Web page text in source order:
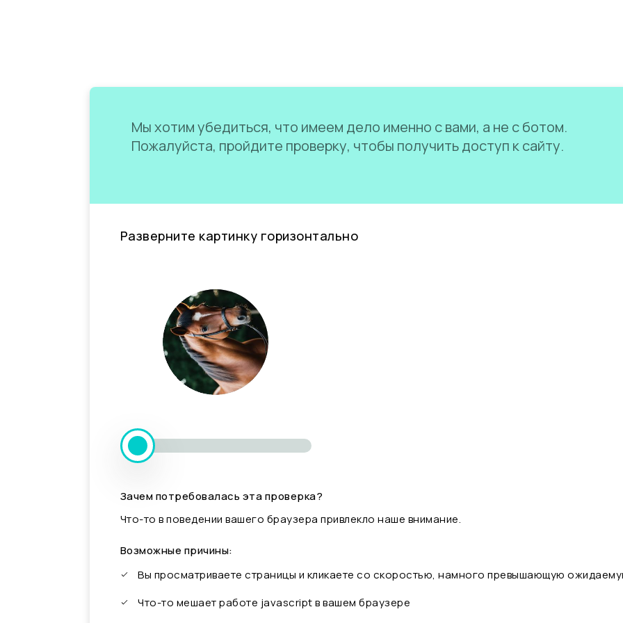
Мы хотим убедиться, что имеем дело именно с вами, а не с ботом.
Пожалуйста, пройдите проверку, чтобы получить доступ к сайту.
Разверните картинку горизонтально
Зачем потребовалась эта проверка?
Что-то в поведении вашего браузера привлекло наше внимание.
Возможные причины:
Вы просматриваете страницы и кликаете со скоростью, намного превышающую
Что-то мешает работе javascript в вашем браузере